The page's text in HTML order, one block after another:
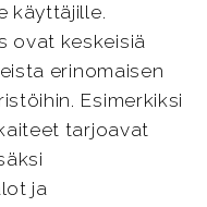
käyttäjille.
ovat keskeisiä
erinomaisen
Esimerkiksi
tarjoavat
ja